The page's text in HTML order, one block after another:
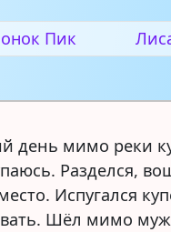
Пик
день мимо реки
Разделся,
Испугался
Шёл мимо